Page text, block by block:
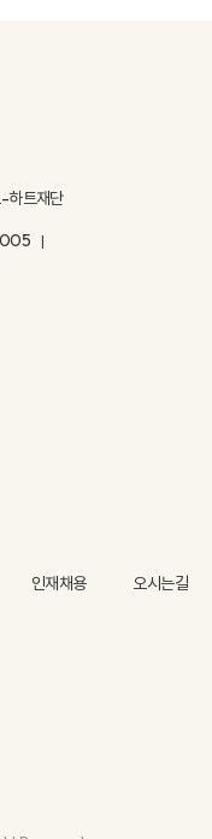
하트재단
인재채용 오시는길